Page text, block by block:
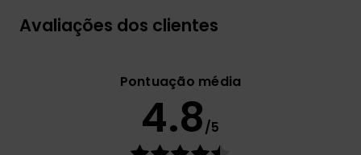
Avaliações dos clientes
Pontuação média
4.8/5